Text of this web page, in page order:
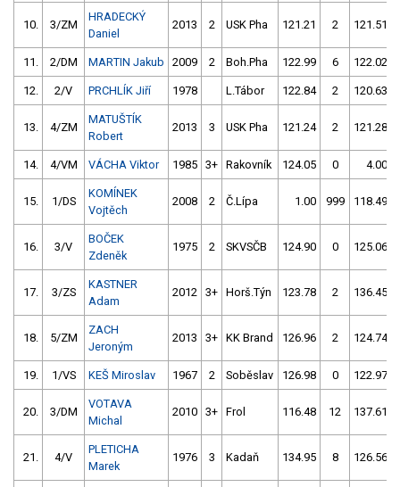
10. 3/ZM
HRADECKÝ
Daniel
2013 2 USK Pha 121.21 2 121.51
11. 2/DM MARTIN Jakub 2009 2 Boh.Pha 122.99 6 122.02
12. 2/V PRCHLÍK Jiří 1978 L.Tábor 122.84 2 120.63
13. 4/ZM
MATUŠTÍK
Robert
2013 3 USK Pha 121.24 2 121.28
14. 4/VM VÁCHA Viktor 1985 3+ Rakovník 124.05 0 4.00
15. 1/DS
KOMÍNEK
Vojtěch
2008 2 Č.Lípa 1.00 999 118.49
16. 3/V
BOČEK
Zdeněk
1975 2 SKVSČB 124.90 0 125.06
17. 3/ZS
KASTNER
Adam
2012 3+ Horš.Týn 123.78 2 136.45
18. 5/ZM
ZACH
Jeroným
2013 3+ KK Brand 126.96 2 124.74
19. 1/VS KEŠ Miroslav 1967 2 Soběslav 126.98 0 122.97
20. 3/DM
VOTAVA
Michal
2010 3+ Frol 116.48 12 137.61
21. 4/V
PLETICHA
Marek
1976 3 Kadaň 134.95 8 126.56